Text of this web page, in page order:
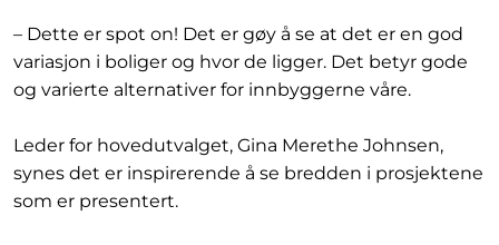
– Dette er spot on! Det er gøy å se at det er en god
variasjon i boliger og hvor de ligger. Det betyr gode
og varierte alternativer for innbyggerne våre.
Leder for hovedutvalget, Gina Merethe Johnsen,
synes det er inspirerende å se bredden i prosjektene
som er presentert.